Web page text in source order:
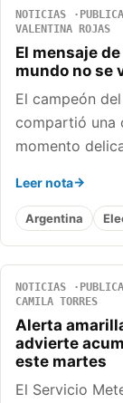
NOTICIAS
VALENTINA ROJAS
El mensaje de
mundo no se
El campeón
compartió una
momento
Leer nota
Argentina
NOTICIAS
CAMILA TORRES
Alerta
advierte
este martes
El Servicio